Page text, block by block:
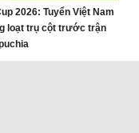
2026: Tuyển Việt Nam
loạt trụ cột trước trận